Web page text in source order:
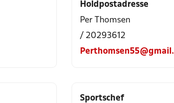
Holdpostadresse
Per Thomsen
/ 20293612
Sportschef